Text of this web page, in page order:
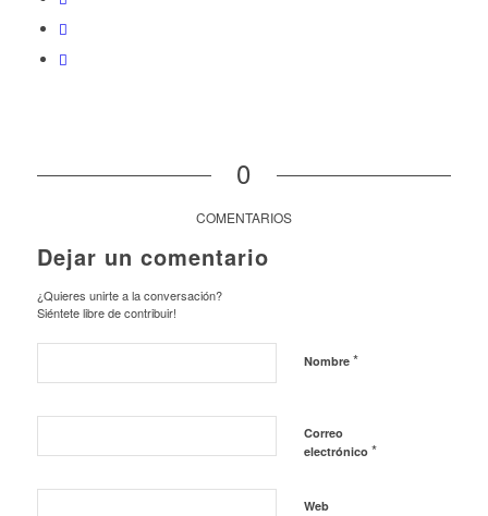
0
COMENTARIOS
Dejar un comentario
¿Quieres unirte a la conversación?
Siéntete libre de contribuir!
Nombre *
Correo
electrónico *
Web